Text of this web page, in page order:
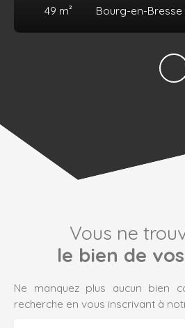
49 m² Bourg-en-Bresse
Vous ne
le bien de
Ne manquez plus aucun bien
recherche en vous inscrivant à